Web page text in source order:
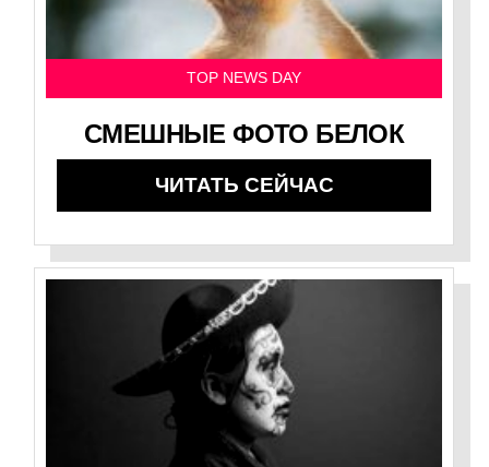
TOP NEWS DAY
СМЕШНЫЕ ФОТО БЕЛОК
ЧИТАТЬ СЕЙЧАС